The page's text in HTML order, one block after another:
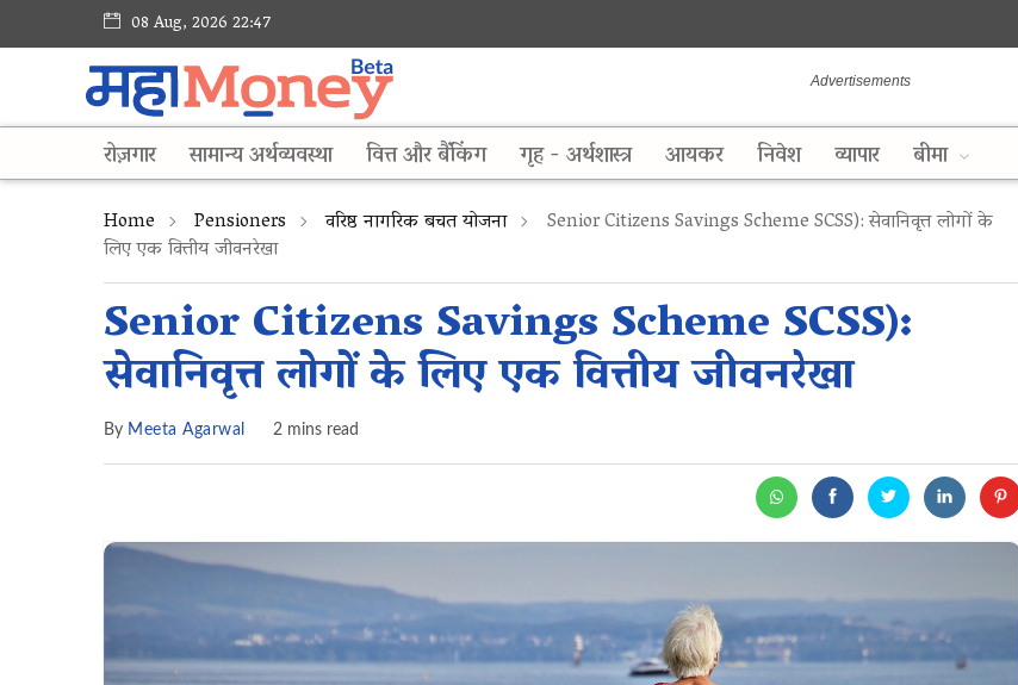
08 Aug, 2026 22:47
रोज़गार सामान्य अर्थव्यवस्था वित्त और बैंकिंग गृह - अर्थशास्त्र आयकर निवेश व्यापार बीमा
Home Pensioners वरिष्ठ नागरिक बचत योजना Senior Citizens Savings Scheme SCSS): सेवानिवृत्त लोगों के
लिए एक वित्तीय जीवनरेखा
Senior Citizens Savings Scheme SCSS):
सेवानिवृत्त लोगों के लिए एक वित्तीय जीवनरेखा
By Meeta Agarwal 2 mins read